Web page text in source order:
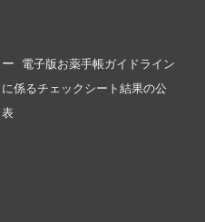
電子版お薬手帳ガイドライン
に係るチェックシート結果の公
表